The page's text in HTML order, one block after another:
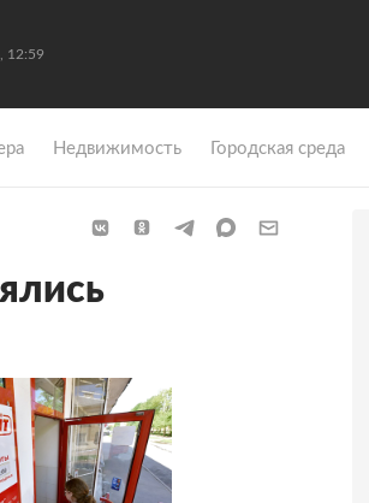
12:59
Недвижимость Городская среда